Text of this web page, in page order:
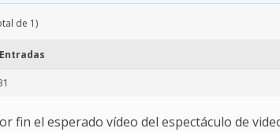
de 1)
Entradas
fin el esperado vídeo del espectáculo de